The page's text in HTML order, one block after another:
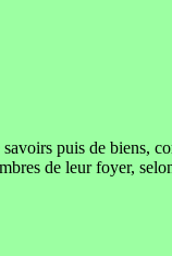
puis de biens,
de leur foyer,